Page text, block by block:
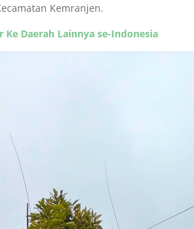
Kemranjen.
Daerah Lainnya se-Indonesia